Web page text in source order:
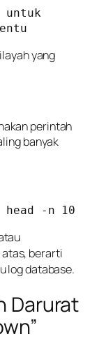
yang
perintah
banyak
berarti
log database.
Darurat